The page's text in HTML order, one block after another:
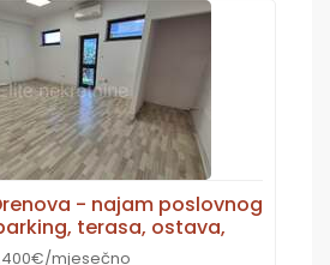
- najam poslovnog
terasa, ostava,
mjesečno